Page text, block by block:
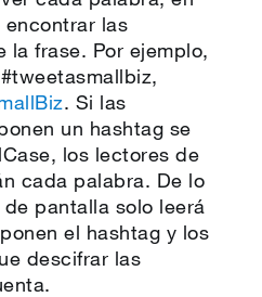
las
la frase. Por ejemplo,
. Si las
un hashtag se
los lectores de
cada palabra. De lo
pantalla solo leerá
el hashtag y los
descifrar las